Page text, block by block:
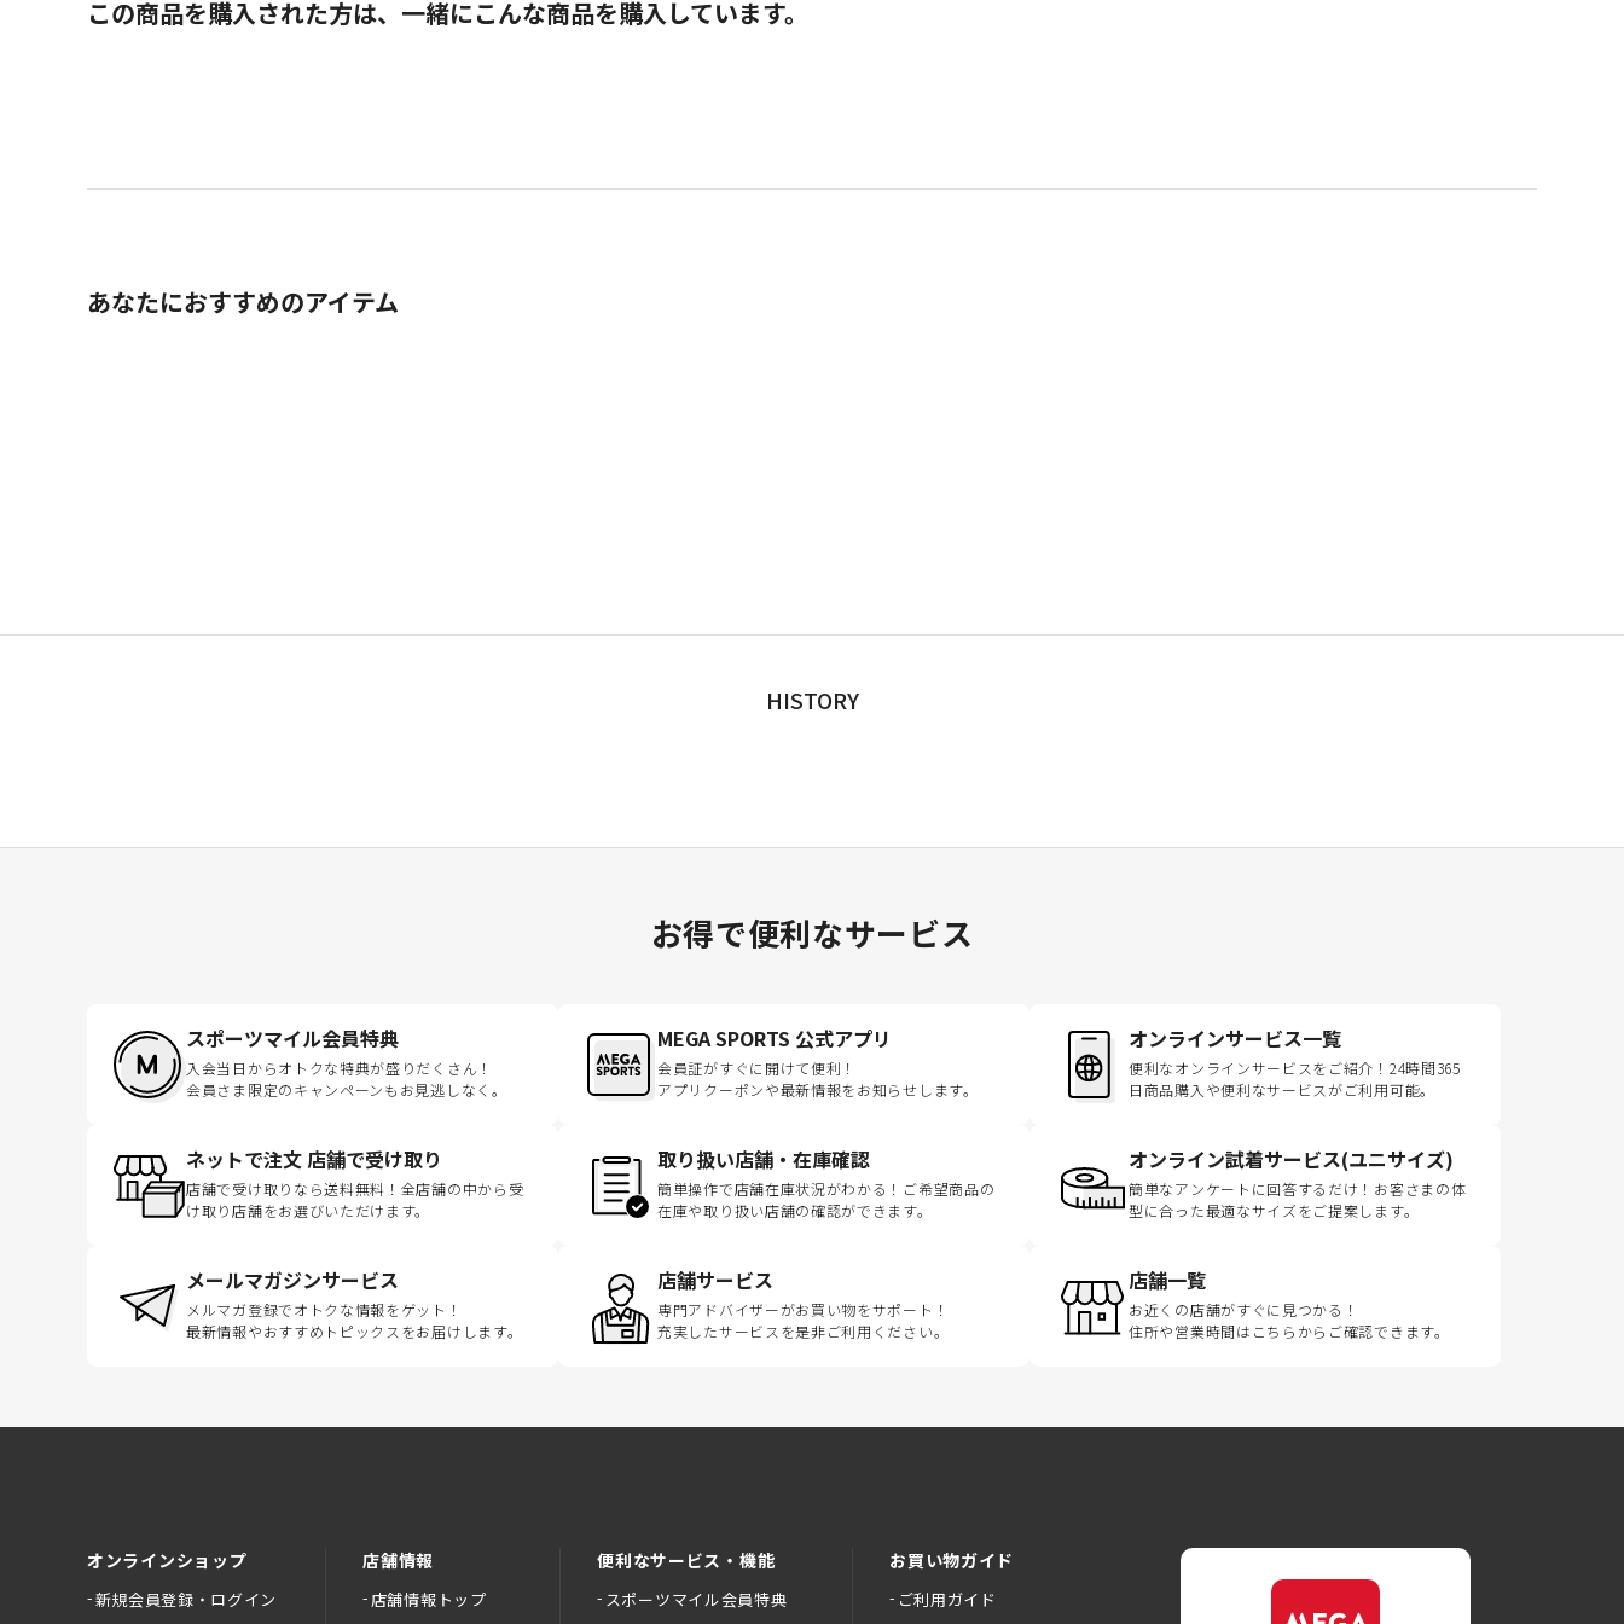
この商品を購入された方は、一緒にこんな商品を購入しています。
あなたにおすすめのアイテム
HISTORY
お得で便利なサービス
スポーツマイル会員特典
入会当日からオトクな特典が盛りだくさん！
会員さま限定のキャンペーンもお見逃しなく。
MEGA SPORTS 公式アプリ
会員証がすぐに開けて便利！
アプリクーポンや最新情報をお知らせします。
オンラインサービス一覧
便利なオンラインサービスをご紹介！24時間365
日商品購入や便利なサービスがご利用可能。
ネットで注文 店舗で受け取り
店舗で受け取りなら送料無料！全店舗の中から受
け取り店舗をお選びいただけます。
取り扱い店舗・在庫確認
簡単操作で店舗在庫状況がわかる！ご希望商品の
在庫や取り扱い店舗の確認ができます。
オンライン試着サービス(ユニサイズ)
簡単なアンケートに回答するだけ！お客さまの体
型に合った最適なサイズをご提案します。
メールマガジンサービス
メルマガ登録でオトクな情報をゲット！
最新情報やおすすめトピックスをお届けします。
店舗サービス
専門アドバイザーがお買い物をサポート！
充実したサービスを是非ご利用ください。
店舗一覧
お近くの店舗がすぐに見つかる！
住所や営業時間はこちらからご確認できます。
オンラインショップ
新規会員登録・ログイン
店舗情報
店舗情報トップ
便利なサービス・機能
スポーツマイル会員特典
お買い物ガイド
ご利用ガイド